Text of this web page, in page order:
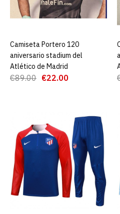
AGREGAR AL CARRO
Camiseta Portero 120
aniversario stadium del
Atlético de Madrid
€89.00 €22.00